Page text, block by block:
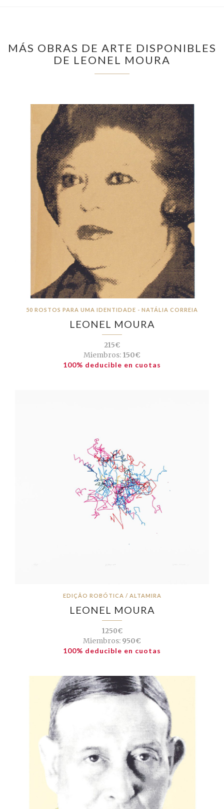
MÁS OBRAS DE ARTE DISPONIBLES
DE LEONEL MOURA
50 ROSTOS PARA UMA IDENTIDADE - NATÁLIA CORREIA
LEONEL MOURA
215€
Miembros: 150€
100% deducible en cuotas
EDIÇÃO ROBÓTICA / ALTAMIRA
LEONEL MOURA
1250€
Miembros: 950€
100% deducible en cuotas